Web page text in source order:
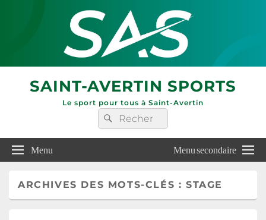
SAINT-AVERTIN SPORTS
Le sport pour tous à Saint-Avertin
Recherche :
Rechercher
Menu Menu secondaire
ARCHIVES DES MOTS-CLÉS :STAGE